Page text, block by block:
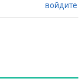
войдите